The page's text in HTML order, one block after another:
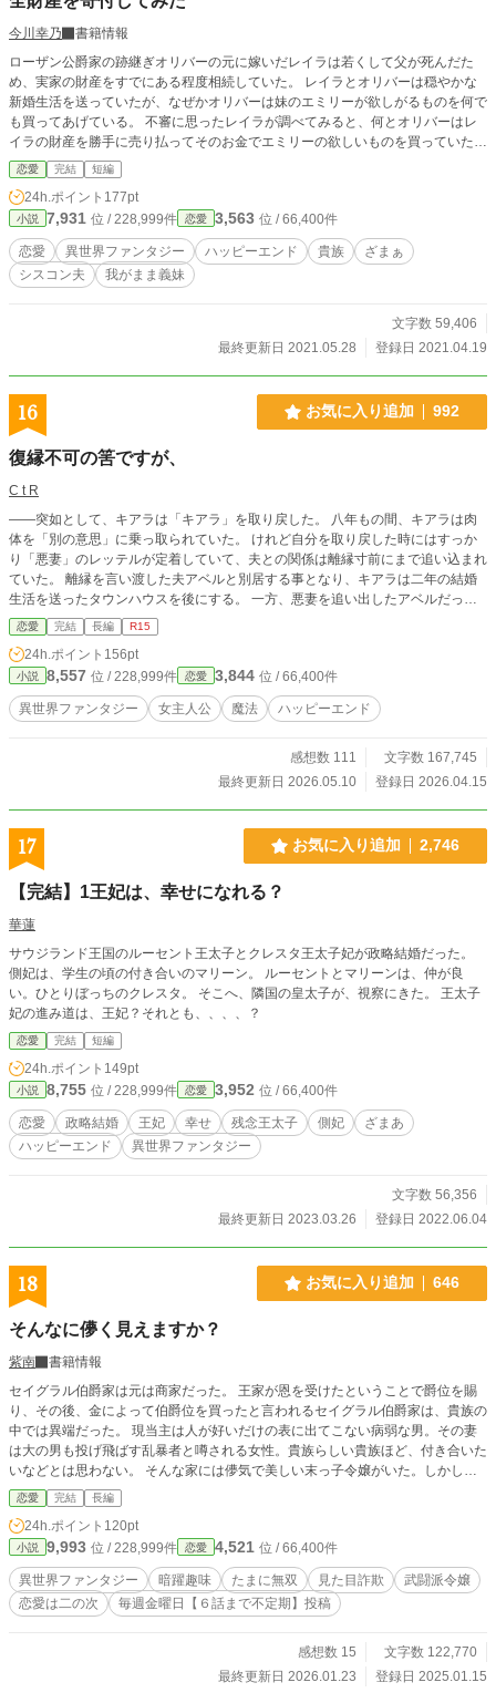
今川幸乃
書籍情報
ローザン公爵家の跡継ぎオリバーの元に嫁いだレイラは若くして父が死んだた
め、実家の財産をすでにある程度相続していた。 レイラとオリバーは穏やかな
新婚生活を送っていたが、なぜかオリバーは妹のエミリーが欲しがるものを何で
も買ってあげている。 不審に思ったレイラが調べてみると、何とオリバーはレ
イラの財産を勝手に売り払ってそのお金でエミリーの欲しいものを買っていた。
レイラは実家を継いだ兄に相談し、自分に敵対する者には容赦しない”冷血王
子”と恐れられるクルス第三王子に全財産を寄付することにする。 それでもオリ
バーはレイラの財産でエミリーに物を買い与え続けたが、自分に寄付された財産
を勝手に売り払われたクルスは激怒し…… ※短め
恋愛 完結 短編
24h.ポイント 177pt
小説 7,931 位 / 228,999件 恋愛 3,563 位 / 66,400件
恋愛 異世界ファンタジー ハッピーエンド 貴族
ざまぁ
シスコン夫
我がまま義妹
文字数 59,406
最終更新日 2021.05.28
登録日 2021.04.19
16 お気に入り追加 992
復縁不可の筈ですが、
C t R
――突如として、キアラは「キアラ」を取り戻した。 八年もの間、キアラは肉
体を「別の意思」に乗っ取られていた。 けれど自分を取り戻した時にはすっか
り「悪妻」のレッテルが定着していて、夫との関係は離縁寸前にまで追い込まれ
ていた。 離縁を言い渡した夫アベルと別居する事となり、キアラは二年の結婚
生活を送ったタウンハウスを後にする。 一方、悪妻を追い出したアベルだった
が、彼女があっさりと家を出て行った事に拍子抜けし、胸中複雑であった。 本
来の自分として歩き出したキアラと、別居中の妻を気にするアベルの想いの行方
は――――。 ※不定期連載につき留意。 ※体を乗っ取られていた薄幸ヒロイン
と、もだもだするヒーロー。 ■作品転載、盗作、明らかな設定の類似・盗用、オ
マージュ、全て禁止致します。
恋愛 完結 長編 R15
24h.ポイント 156pt
小説 8,557 位 / 228,999件 恋愛 3,844 位 / 66,400件
異世界ファンタジー 女主人公 魔法 ハッピーエンド
感想数 111
文字数 167,745
最終更新日 2026.05.10
登録日 2026.04.15
17 お気に入り追加 2,746
【完結】1王妃は、幸せになれる？
華蓮
サウジランド王国のルーセント王太子とクレスタ王太子妃が政略結婚だった。
側妃は、学生の頃の付き合いのマリーン。 ルーセントとマリーンは、仲が良
い。ひとりぼっちのクレスタ。 そこへ、隣国の皇太子が、視察にきた。 王太子
妃の進み道は、王妃？それとも、、、、？
恋愛 完結 短編
24h.ポイント 149pt
小説 8,755 位 / 228,999件 恋愛 3,952 位 / 66,400件
恋愛 政略結婚 王妃 幸せ 残念王太子 側妃
ざまあ
ハッピーエンド
異世界ファンタジー
文字数 56,356
最終更新日 2023.03.26
登録日 2022.06.04
18 お気に入り追加 646
そんなに儚く見えますか？
紫南
書籍情報
セイグラル伯爵家は元は商家だった。 王家が恩を受けたということで爵位を賜
り、その後、金によって伯爵位を買ったと言われるセイグラル伯爵家は、貴族の
中では異端だった。 現当主は人が好いだけの表に出てこない病弱な男。その妻
は大の男も投げ飛ばす乱暴者と噂される女性。貴族らしい貴族ほど、付き合いた
いなどとは思わない。 そんな家には儚気で美しい末っ子令嬢がいた。しかし、
見た目に反して彼女は母親似の武闘派で、護衛稼業を始めて大成功する商人とし
ての鋭い嗅覚を持つ。更に父親似の暗躍趣味を持っているようで…… 姉と兄も
曲者な家族が国の裏で暗躍し、大きく国を揺るがしていく！？ 見た目詐欺な愛
され令嬢が、家族と共に大暴れするファンタジー開幕です！
恋愛 完結 長編
24h.ポイント 120pt
小説 9,993 位 / 228,999件 恋愛 4,521 位 / 66,400件
異世界ファンタジー 暗躍趣味 たまに無双 見た目詐欺
武闘派令嬢
恋愛は二の次
毎週金曜日【６話まで不定期】投稿
感想数 15
文字数 122,770
最終更新日 2026.01.23
登録日 2025.01.15